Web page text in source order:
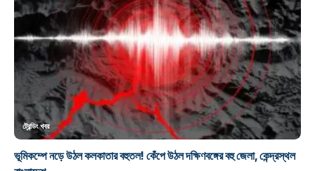
ট্রেন্ডিং খবর
ভূমিকম্পে নড়ে উঠল কলকাতার বহুতল! কেঁপে উঠল দক্ষিণবঙ্গের বহু জেলা, কেন্দ্রস্থল